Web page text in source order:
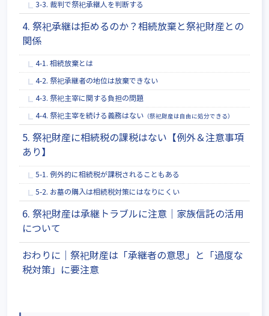
3-3. 裁判で祭祀承継人を判断する
4. 祭祀承継は拒めるのか？相続放棄と祭祀財産との
関係
4-1. 相続放棄とは
4-2. 祭祀承継者の地位は放棄できない
4-3. 祭祀主宰に関する負担の問題
4-4. 祭祀主宰を続ける義務はない （祭祀財産は自由に処分できる）
5. 祭祀財産に相続税の課税はない【例外＆注意事項
あり】
5-1. 例外的に相続税が課税されることもある
5-2. お墓の購入は相続税対策にはなりにくい
6. 祭祀財産は承継トラブルに注意│家族信託の活用
について
おわりに│祭祀財産は「承継者の意思」と「過度な
税対策」に要注意